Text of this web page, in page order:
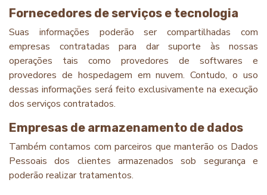
Fornecedores de serviços e tecnologia
Suas informações poderão ser compartilhadas com
empresas contratadas para dar suporte às nossas
operações tais como provedores de softwares e
provedores de hospedagem em nuvem. Contudo, o uso
dessas informações será feito exclusivamente na execução
dos serviços contratados.
Empresas de armazenamento de dados
Também contamos com parceiros que manterão os Dados
Pessoais dos clientes armazenados sob segurança e
poderão realizar tratamentos.